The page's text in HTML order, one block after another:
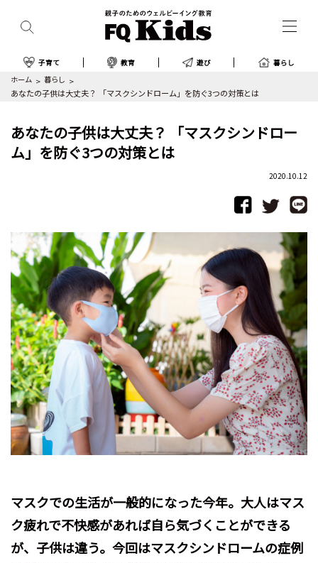
子育て 教育 遊び 暮らし
ホーム 暮らし
あなたの子供は大丈夫？ 「マスクシンドローム」を防ぐ3つの対策とは
あなたの子供は大丈夫？ 「マスクシンドロー
ム」を防ぐ3つの対策とは
2020.10.12
マスクでの生活が一般的になった今年。大人はマス
ク疲れで不快感があれば自ら気づくことができる
が、子供は違う。今回はマスクシンドロームの症例